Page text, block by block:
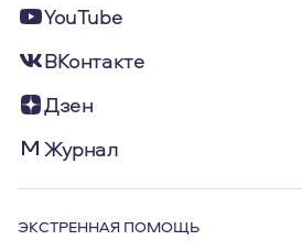
YouTube
ВКонтакте
Дзен
Журнал
ЭКСТРЕННАЯ ПОМОЩЬ